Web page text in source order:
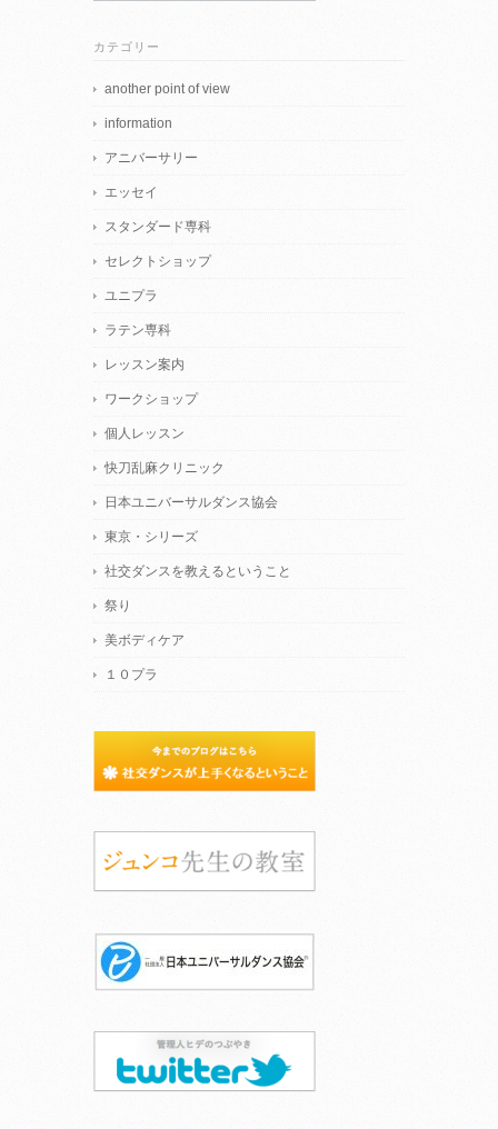
カテゴリー
another point of view
information
アニバーサリー
エッセイ
スタンダード専科
セレクトショップ
ユニプラ
ラテン専科
レッスン案内
ワークショップ
個人レッスン
快刀乱麻クリニック
日本ユニバーサルダンス協会
東京・シリーズ
社交ダンスを教えるということ
祭り
美ボディケア
１０プラ